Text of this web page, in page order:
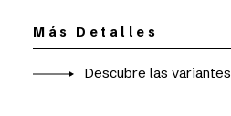
Más Detalles
Descubre las variantes